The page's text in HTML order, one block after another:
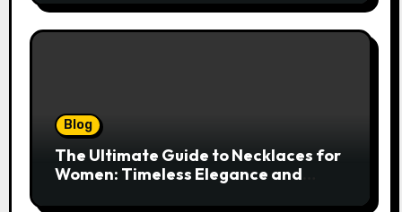
Blog
The Ultimate Guide to Necklaces for
Women: Timeless Elegance and